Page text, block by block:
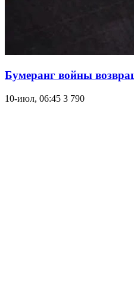
Бумеранг войны
10-июл, 06:45 3 790